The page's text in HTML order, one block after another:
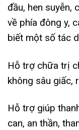
đầu, hen suyễn,
về phía đông y,
biết một số tác
Hỗ trợ chữa trị
không sâu giấc,
Hỗ trợ giúp
can, an thần,